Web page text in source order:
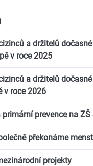
a držitelů
v roce 2025
a držitelů
v roce 2026
prevence na
překonáme
projekty